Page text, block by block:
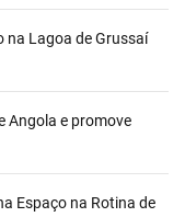
na Lagoa de Grussaí
Angola e promove
Espaço na Rotina de